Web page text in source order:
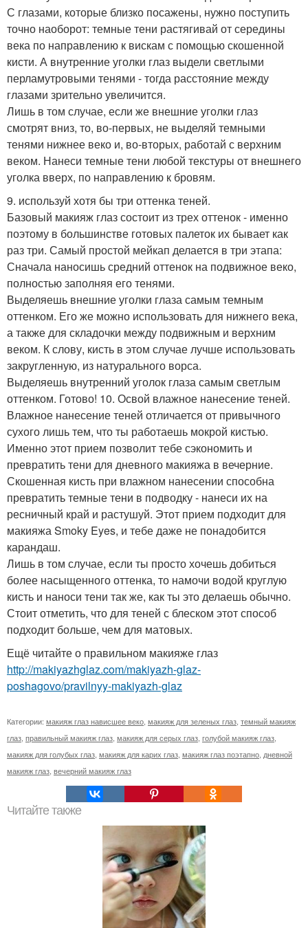
С глазами, которые близко посажены, нужно поступить
точно наоборот: темные тени растягивай от середины
века по направлению к вискам с помощью скошенной
кисти. А внутренние уголки глаз выдели светлыми
перламутровыми тенями - тогда расстояние между
глазами зрительно увеличится.
Лишь в том случае, если же внешние уголки глаз
смотрят вниз, то, во-первых, не выделяй темными
тенями нижнее веко и, во-вторых, работай с верхним
веком. Нанеси темные тени любой текстуры от внешнего
уголка вверх, по направлению к бровям.
9. используй хотя бы три оттенка теней.
Базовый макияж глаз состоит из трех оттенок - именно
поэтому в большинстве готовых палеток их бывает как
раз три. Самый простой мейкап делается в три этапа:
Сначала наносишь средний оттенок на подвижное веко,
полностью заполняя его тенями.
Выделяешь внешние уголки глаза самым темным
оттенком. Его же можно использовать для нижнего века,
а также для складочки между подвижным и верхним
веком. К слову, кисть в этом случае лучше использовать
закругленную, из натурального ворса.
Выделяешь внутренний уголок глаза самым светлым
оттенком. Готово! 10. Освой влажное нанесение теней.
Влажное нанесение теней отличается от привычного
сухого лишь тем, что ты работаешь мокрой кистью.
Именно этот прием позволит тебе сэкономить и
превратить тени для дневного макияжа в вечерние.
Скошенная кисть при влажном нанесении способна
превратить темные тени в подводку - нанеси их на
ресничный край и растушуй. Этот прием подходит для
макияжа Smoky Eyes, и тебе даже не понадобится
карандаш.
Лишь в том случае, если ты просто хочешь добиться
более насыщенного оттенка, то намочи водой круглую
кисть и наноси тени так же, как ты это делаешь обычно.
Стоит отметить, что для теней с блеском этот способ
подходит больше, чем для матовых.
Ещё читайте о правильном макияже глаз
http://makiyazhglaz.com/makiyazh-glaz-
poshagovo/pravilnyy-makiyazh-glaz
Категории: макияж глаз нависшее веко, макияж для зеленых глаз, темный макияж
глаз, правильный макияж глаз, макияж для серых глаз, голубой макияж глаз,
макияж для голубых глаз, макияж для карих глаз, макияж глаз поэтапно, дневной
макияж глаз, вечерний макияж глаз
Читайте также